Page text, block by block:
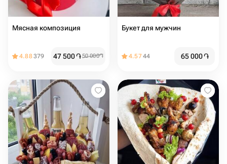
Мясная композиция
4.88379 47 500֏50 000֏
Букет для мужчин
4.5744 65 000֏